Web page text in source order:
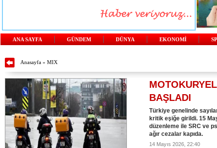
ANA SAYFA GÜNDEM DÜNYA EKONOMİ
Anasayfa » MIX
BAŞLADI
Türkiye genelinde
kritik eşiğe girildi. 15
düzenleme ile SRC ve
ağır cezalar kapıda.
14 Mayıs 2026, 22:40